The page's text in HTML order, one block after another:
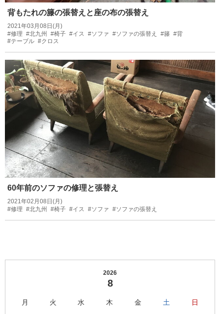
背もたれの籐の張替えと座の布の張替え
2021年03月08日(月)
#修理 #北九州 #椅子 #イス #ソファ #ソファの張替え #籐 #背
#テーブル #クロス
60年前のソファの修理と張替え
2021年02月08日(月)
#修理 #北九州 #椅子 #イス #ソファ #ソファの張替え
2026
8
月 火 水 木 金 土
日